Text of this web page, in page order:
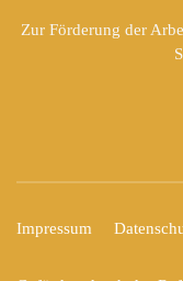
Zur Förderung der
Impressum